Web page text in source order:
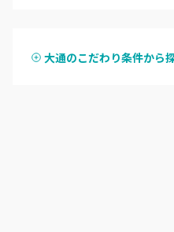
ハンドスカルプ
大通のこだわり条件から